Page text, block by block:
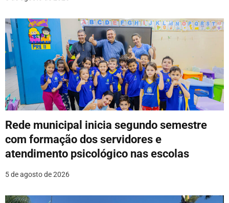
Rede municipal inicia segundo semestre
com formação dos servidores e
atendimento psicológico nas escolas
5 de agosto de 2026